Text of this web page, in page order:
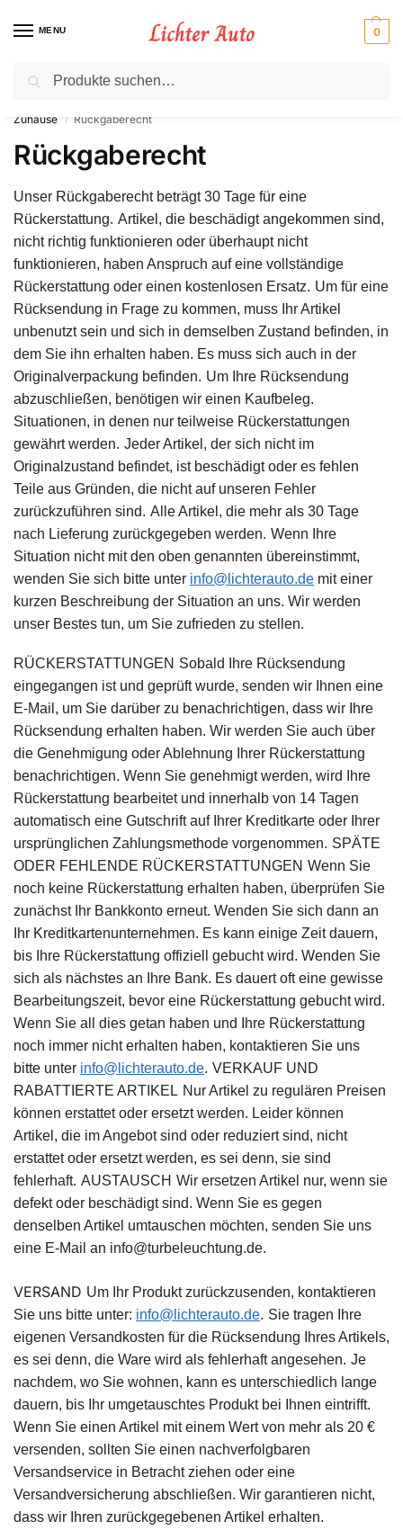
MENU 0
⚡ 10 % Rabatt für Neukunden. Code: NC10
Zuhause / Rückgaberecht
Rückgaberecht
Unser Rückgaberecht beträgt 30 Tage für eine
Rückerstattung. Artikel, die beschädigt angekommen sind,
nicht richtig funktionieren oder überhaupt nicht
funktionieren, haben Anspruch auf eine vollständige
Rückerstattung oder einen kostenlosen Ersatz. Um für eine
Rücksendung in Frage zu kommen, muss Ihr Artikel
unbenutzt sein und sich in demselben Zustand befinden, in
dem Sie ihn erhalten haben. Es muss sich auch in der
Originalverpackung befinden. Um Ihre Rücksendung
abzuschließen, benötigen wir einen Kaufbeleg.
Situationen, in denen nur teilweise Rückerstattungen
gewährt werden. Jeder Artikel, der sich nicht im
Originalzustand befindet, ist beschädigt oder es fehlen
Teile aus Gründen, die nicht auf unseren Fehler
zurückzuführen sind. Alle Artikel, die mehr als 30 Tage
nach Lieferung zurückgegeben werden. Wenn Ihre
Situation nicht mit den oben genannten übereinstimmt,
wenden Sie sich bitte unter info@lichterauto.de mit einer
kurzen Beschreibung der Situation an uns. Wir werden
unser Bestes tun, um Sie zufrieden zu stellen.
RÜCKERSTATTUNGEN Sobald Ihre Rücksendung
eingegangen ist und geprüft wurde, senden wir Ihnen eine
E-Mail, um Sie darüber zu benachrichtigen, dass wir Ihre
Rücksendung erhalten haben. Wir werden Sie auch über
die Genehmigung oder Ablehnung Ihrer Rückerstattung
benachrichtigen. Wenn Sie genehmigt werden, wird Ihre
Rückerstattung bearbeitet und innerhalb von 14 Tagen
automatisch eine Gutschrift auf Ihrer Kreditkarte oder Ihrer
ursprünglichen Zahlungsmethode vorgenommen. SPÄTE
ODER FEHLENDE RÜCKERSTATTUNGEN Wenn Sie
noch keine Rückerstattung erhalten haben, überprüfen Sie
zunächst Ihr Bankkonto erneut. Wenden Sie sich dann an
Ihr Kreditkartenunternehmen. Es kann einige Zeit dauern,
bis Ihre Rückerstattung offiziell gebucht wird. Wenden Sie
sich als nächstes an Ihre Bank. Es dauert oft eine gewisse
Bearbeitungszeit, bevor eine Rückerstattung gebucht wird.
Wenn Sie all dies getan haben und Ihre Rückerstattung
noch immer nicht erhalten haben, kontaktieren Sie uns
bitte unter info@lichterauto.de. VERKAUF UND
RABATTIERTE ARTIKEL Nur Artikel zu regulären Preisen
können erstattet oder ersetzt werden. Leider können
Artikel, die im Angebot sind oder reduziert sind, nicht
erstattet oder ersetzt werden, es sei denn, sie sind
fehlerhaft. AUSTAUSCH Wir ersetzen Artikel nur, wenn sie
defekt oder beschädigt sind. Wenn Sie es gegen
denselben Artikel umtauschen möchten, senden Sie uns
eine E-Mail an info@turbeleuchtung.de.
VERSAND Um Ihr Produkt zurückzusenden, kontaktieren
Sie uns bitte unter: info@lichterauto.de. Sie tragen Ihre
eigenen Versandkosten für die Rücksendung Ihres Artikels,
es sei denn, die Ware wird als fehlerhaft angesehen. Je
nachdem, wo Sie wohnen, kann es unterschiedlich lange
dauern, bis Ihr umgetauschtes Produkt bei Ihnen eintrifft.
Wenn Sie einen Artikel mit einem Wert von mehr als 20 €
versenden, sollten Sie einen nachverfolgbaren
Versandservice in Betracht ziehen oder eine
Versandversicherung abschließen. Wir garantieren nicht,
dass wir Ihren zurückgegebenen Artikel erhalten.